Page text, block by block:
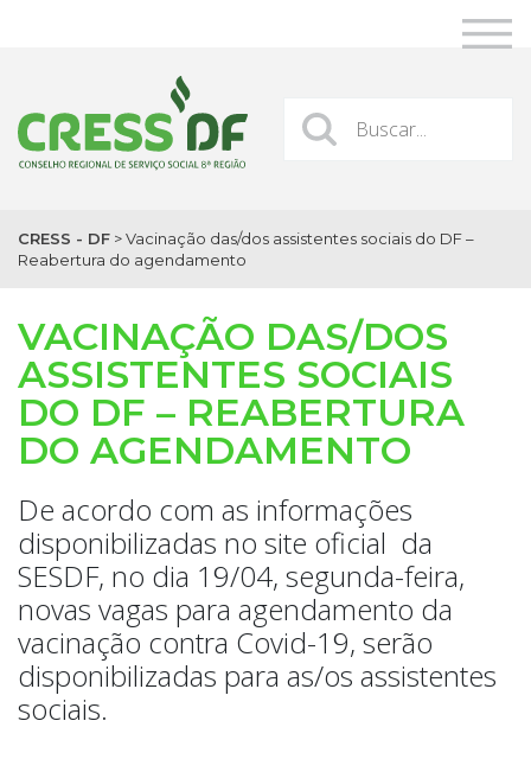
CRESS - DF >Vacinação das/dos assistentes sociais do DF –
Reabertura do agendamento
VACINAÇÃO DAS/DOS
ASSISTENTES SOCIAIS
DO DF – REABERTURA
DO AGENDAMENTO
De acordo com as informações
disponibilizadas no site oficial da
SESDF, no dia 19/04, segunda-feira,
novas vagas para agendamento da
vacinação contra Covid-19, serão
disponibilizadas para as/os assistentes
sociais.